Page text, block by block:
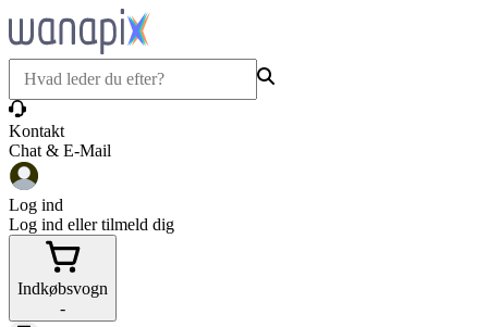
Kontakt
Chat & E-Mail
Log ind
Log ind eller tilmeld dig
Indkøbsvogn
-